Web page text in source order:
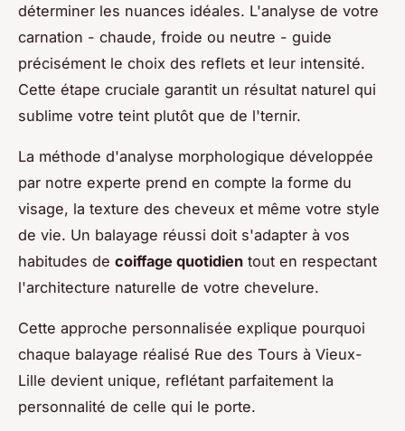
déterminer les nuances idéales. L'analyse de votre
carnation - chaude, froide ou neutre - guide
précisément le choix des reflets et leur intensité.
Cette étape cruciale garantit un résultat naturel qui
sublime votre teint plutôt que de l'ternir.
La méthode d'analyse morphologique développée
par notre experte prend en compte la forme du
visage, la texture des cheveux et même votre style
de vie. Un balayage réussi doit s'adapter à vos
habitudes de coiffage quotidien tout en respectant
l'architecture naturelle de votre chevelure.
Cette approche personnalisée explique pourquoi
chaque balayage réalisé Rue des Tours à Vieux-
Lille devient unique, reflétant parfaitement la
personnalité de celle qui le porte.